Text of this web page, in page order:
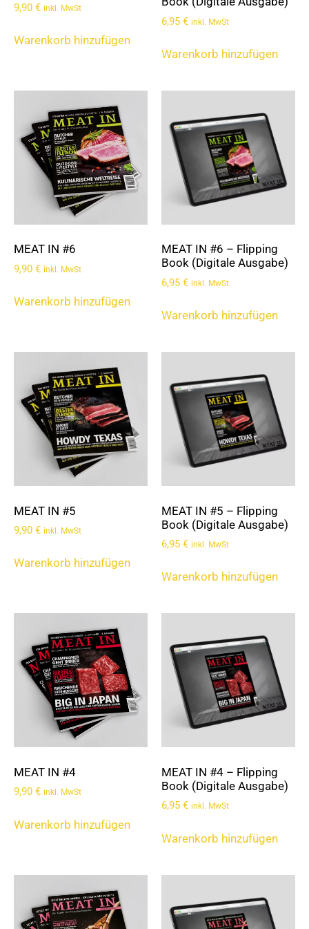
9,90 € inkl. MwSt
Warenkorb hinzufügen
6,95 € inkl. MwSt
Warenkorb hinzufügen
MEAT IN #6
9,90 € inkl. MwSt
Warenkorb hinzufügen
MEAT IN #6 – Flipping
Book (Digitale Ausgabe)
6,95 € inkl. MwSt
Warenkorb hinzufügen
MEAT IN #5
9,90 € inkl. MwSt
Warenkorb hinzufügen
MEAT IN #5 – Flipping
Book (Digitale Ausgabe)
6,95 € inkl. MwSt
Warenkorb hinzufügen
MEAT IN #4
9,90 € inkl. MwSt
Warenkorb hinzufügen
MEAT IN #4 – Flipping
Book (Digitale Ausgabe)
6,95 € inkl. MwSt
Warenkorb hinzufügen